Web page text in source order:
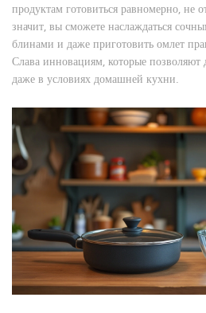
продуктам готовиться равномерно, не
значит, вы сможете наслаждаться
блинами и даже приготовить омлет
Слава инновациям, которые позволяют
даже в условиях домашней кухни.